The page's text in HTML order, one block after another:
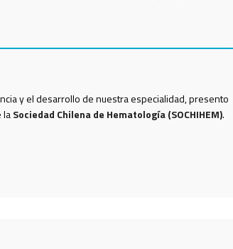
y el desarrollo de nuestra especialidad, presento
laSociedad Chilena de Hematología (SOCHIHEM).